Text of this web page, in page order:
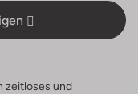
zeitloses und